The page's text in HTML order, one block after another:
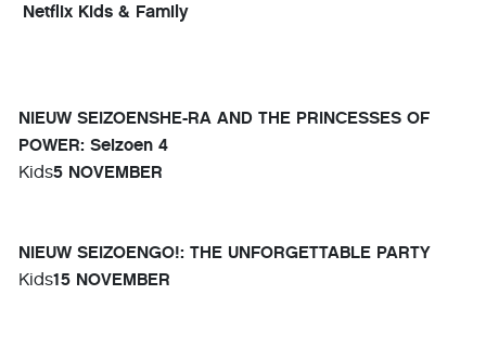
Netflix Kids & Family
NIEUW SEIZOENSHE-RA AND THE PRINCESSES OF
POWER: Seizoen 4
Kids5 NOVEMBER
NIEUW SEIZOENGO!: THE UNFORGETTABLE PARTY
Kids15 NOVEMBER